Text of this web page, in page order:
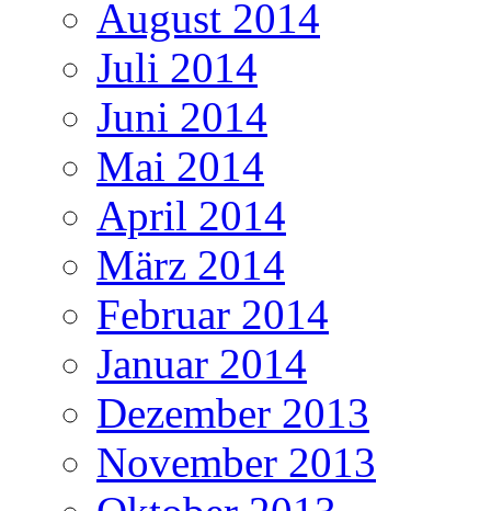
August 2014
Juli 2014
Juni 2014
Mai 2014
April 2014
März 2014
Februar 2014
Januar 2014
Dezember 2013
November 2013